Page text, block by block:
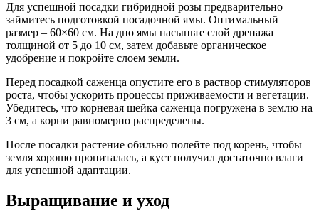
Для успешной посадки гибридной розы предварительно
займитесь подготовкой посадочной ямы. Оптимальный
размер – 60×60 см. На дно ямы насыпьте слой дренажа
толщиной от 5 до 10 см, затем добавьте органическое
удобрение и покройте слоем земли.
Перед посадкой саженца опустите его в раствор стимуляторов
роста, чтобы ускорить процессы приживаемости и вегетации.
Убедитесь, что корневая шейка саженца погружена в землю на
3 см, а корни равномерно распределены.
После посадки растение обильно полейте под корень, чтобы
земля хорошо пропиталась, а куст получил достаточно влаги
для успешной адаптации.
Выращивание и уход